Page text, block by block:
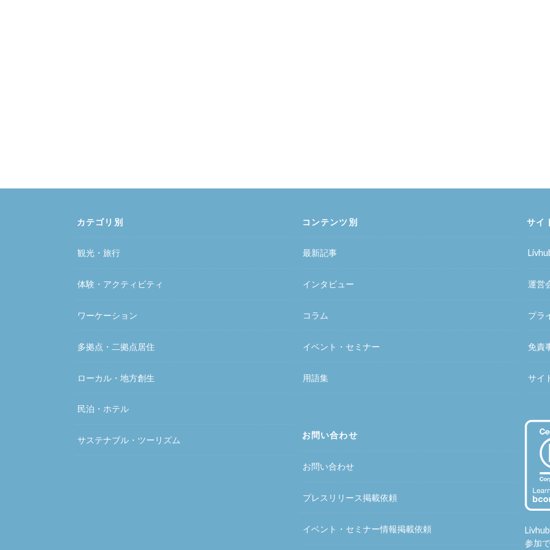
カテゴリ別
観光・旅行
体験・アクティビティ
ワーケーション
多拠点・二拠点居住
ローカル・地方創生
民泊・ホテル
サステナブル・ツーリズム
コンテンツ別
最新記事
インタビュー
コラム
イベント・セミナー
用語集
お問い合わせ
お問い合わせ
プレスリリース掲載依頼
イベント・セミナー情報掲載依頼
サイ
運営
プラ
免責
サイ
参加